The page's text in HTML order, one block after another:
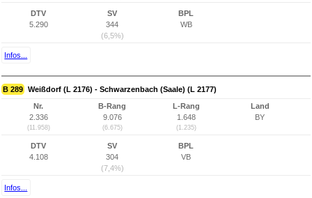
DTV
5.290
SV
344
(6,5%)
BPL
WB
Infos...
B 289 Weißdorf (L 2176) - Schwarzenbach (Saale) (L 2177)
Nr.
2.336
(11.958)
B-Rang
9.076
(6.675)
L-Rang
1.648
(1.235)
Land
BY
DTV
4.108
SV
304
(7,4%)
BPL
VB
Infos...